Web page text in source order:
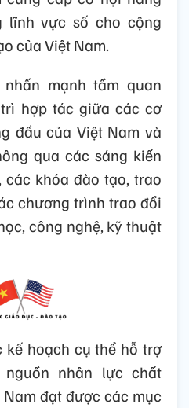
lĩnh vực số cho cộng
của Việt Nam.
mạnh tầm quan
hợp tác giữa các cơ
đầu của Việt Nam và
qua các sáng kiến
khóa đào tạo, trao
chương trình trao đổi
công nghệ, kỹ thuật
kế hoạch cụ thể hỗ trợ
nhân lực chất
đạt được các mục